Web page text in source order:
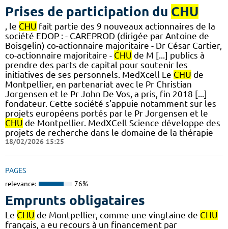
Prises de participation du CHU
, le CHU fait partie des 9 nouveaux actionnaires de la
société EDOP : - CAREPROD (dirigée par Antoine de
Boisgelin) co-actionnaire majoritaire - Dr César Cartier,
co-actionnaire majoritaire - CHU de M [...] publics à
prendre des parts de capital pour soutenir les
initiatives de ses personnels. MedXcell Le CHU de
Montpellier, en partenariat avec le Pr Christian
Jorgensen et le Pr John De Vos, a pris, fin 2018 [...]
fondateur. Cette société s’appuie notamment sur les
projets européens portés par le Pr Jorgensen et le
CHU de Montpellier. MedXCell Science développe des
projets de recherche dans le domaine de la thérapie
18/02/2026 15:25
PAGES
relevance: 76%
Emprunts obligataires
Le CHU de Montpellier, comme une vingtaine de CHU
français, a eu recours à un financement par